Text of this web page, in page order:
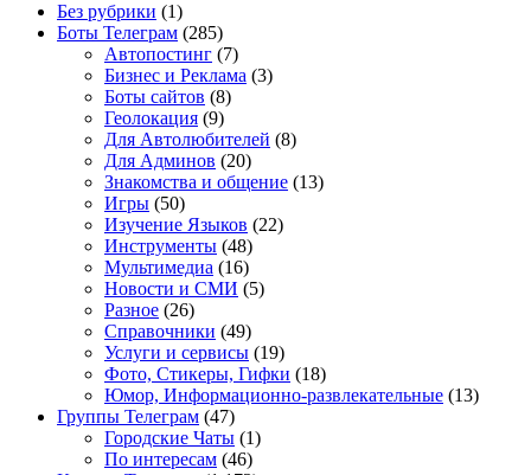
Без рубрики (1)
Боты Телеграм (285)
Автопостинг (7)
Бизнес и Реклама (3)
Боты сайтов (8)
Геолокация (9)
Для Автолюбителей (8)
Для Админов (20)
Знакомства и общение (13)
Игры (50)
Изучение Языков (22)
Инструменты (48)
Мультимедиа (16)
Новости и СМИ (5)
Разное (26)
Справочники (49)
Услуги и сервисы (19)
Фото, Стикеры, Гифки (18)
Юмор, Информационно-развлекательные (13)
Группы Телеграм (47)
Городские Чаты (1)
По интересам (46)